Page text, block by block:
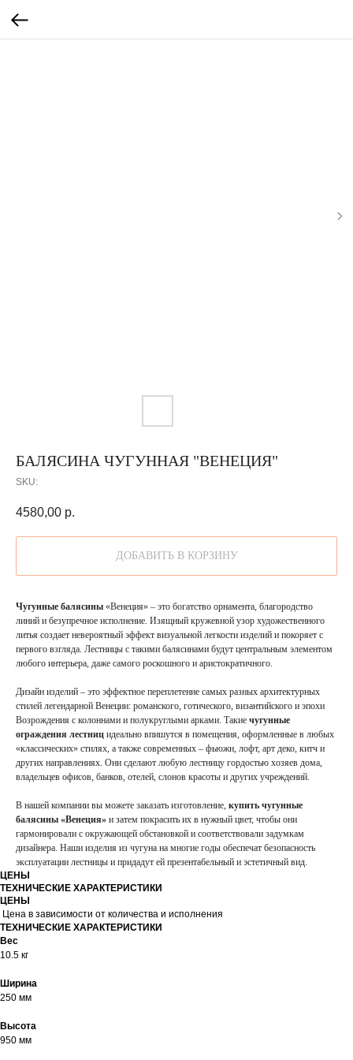
БАЛЯСИНА ЧУГУННАЯ "ВЕНЕЦИЯ"
SKU:
4580,00 р.
ДОБАВИТЬ В КОРЗИНУ
Чугунные балясины «Венеция» – это богатство орнамента, благородство
линий и безупречное исполнение. Изящный кружевной узор художественного
литья создает невероятный эффект визуальной легкости изделий и покоряет с
первого взгляда. Лестницы с такими балясинами будут центральным элементом
любого интерьера, даже самого роскошного и аристократичного.
Дизайн изделий – это эффектное переплетение самых разных архитектурных
стилей легендарной Венеции: романского, готического, византийского и эпохи
Возрождения с колоннами и полукруглыми арками. Такие чугунные
ограждения лестниц идеально впишутся в помещения, оформленные в любых
«классических» стилях, а также современных – фьюжн, лофт, арт деко, китч и
других направлениях. Они сделают любую лестницу гордостью хозяев дома,
владельцев офисов, банков, отелей, слонов красоты и других учреждений.
В нашей компании вы можете заказать изготовление, купить чугунные
балясины «Венеция» и затем покрасить их в нужный цвет, чтобы они
гармонировали с окружающей обстановкой и соответствовали задумкам
дизайнера. Наши изделия из чугуна на многие годы обеспечат безопасность
эксплуатации лестницы и придадут ей презентабельный и эстетичный вид.
ЦЕНЫ
ТЕХНИЧЕСКИЕ ХАРАКТЕРИСТИКИ
ЦЕНЫ
Цена в зависимости от количества и исполнения
ТЕХНИЧЕСКИЕ ХАРАКТЕРИСТИКИ
Вес
10.5 кг
Ширина
250 мм
Высота
950 мм